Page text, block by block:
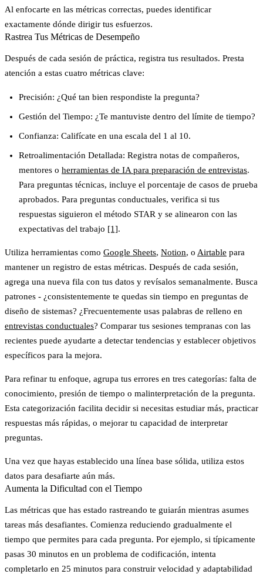
Al enfocarte en las métricas correctas, puedes identificar
exactamente dónde dirigir tus esfuerzos.
Rastrea Tus Métricas de Desempeño
Después de cada sesión de práctica, registra tus resultados. Presta
atención a estas cuatro métricas clave:
Precisión: ¿Qué tan bien respondiste la pregunta?
Gestión del Tiempo: ¿Te mantuviste dentro del límite de tiempo?
Confianza: Califícate en una escala del 1 al 10.
Retroalimentación Detallada: Registra notas de compañeros,
mentores o herramientas de IA para preparación de entrevistas.
Para preguntas técnicas, incluye el porcentaje de casos de prueba
aprobados. Para preguntas conductuales, verifica si tus
respuestas siguieron el método STAR y se alinearon con las
expectativas del trabajo [1].
Utiliza herramientas como Google Sheets, Notion, o Airtable para
mantener un registro de estas métricas. Después de cada sesión,
agrega una nueva fila con tus datos y revísalos semanalmente. Busca
patrones - ¿consistentemente te quedas sin tiempo en preguntas de
diseño de sistemas? ¿Frecuentemente usas palabras de relleno en
entrevistas conductuales? Comparar tus sesiones tempranas con las
recientes puede ayudarte a detectar tendencias y establecer objetivos
específicos para la mejora.
Para refinar tu enfoque, agrupa tus errores en tres categorías: falta de
conocimiento, presión de tiempo o malinterpretación de la pregunta.
Esta categorización facilita decidir si necesitas estudiar más, practicar
respuestas más rápidas, o mejorar tu capacidad de interpretar
preguntas.
Una vez que hayas establecido una línea base sólida, utiliza estos
datos para desafiarte aún más.
Aumenta la Dificultad con el Tiempo
Las métricas que has estado rastreando te guiarán mientras asumes
tareas más desafiantes. Comienza reduciendo gradualmente el
tiempo que permites para cada pregunta. Por ejemplo, si típicamente
pasas 30 minutos en un problema de codificación, intenta
completarlo en 25 minutos para construir velocidad y adaptabilidad